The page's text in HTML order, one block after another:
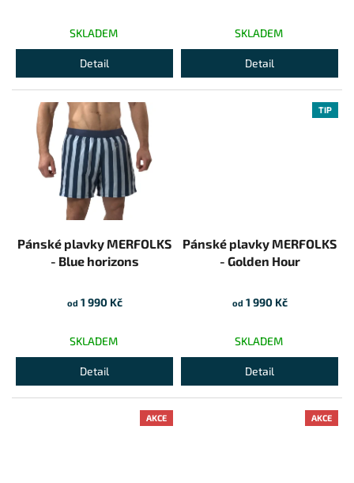
SKLADEM
Detail
SKLADEM
Detail
Pánské plavky MERFOLKS
- Blue horizons
od 1 990 Kč
SKLADEM
Detail
TIP
Pánské plavky MERFOLKS
- Golden Hour
od 1 990 Kč
SKLADEM
Detail
AKCE AKCE